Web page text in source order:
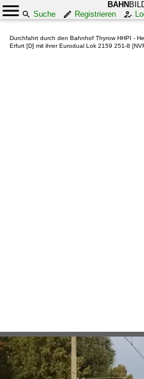
BAHN
Suche
Registrieren
Durchfahrt durch den Bahnhof Thyrow HHPI -
Erfurt [D] mit ihrer Eurodual Lok 2159 251-8